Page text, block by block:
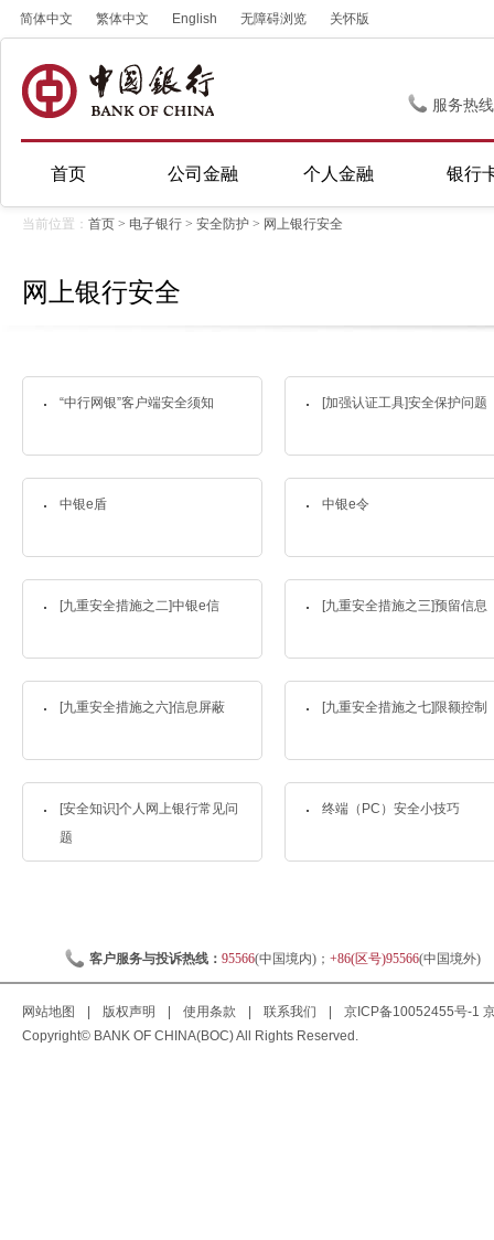
简体中文 繁体中文 English 无障碍浏览 关怀版
服务热
首页 公司金融 个人金融 银行
当前位置： 首页 > 电子银行 > 安全防护 > 网上银行安全
网上银行安全
“中行网银”客户端安全须知 [加强认证工具]安全保护问题
中银e盾 中银e令
[九重安全措施之二]中银e信 [九重安全措施之三]预留信息
[九重安全措施之六]信息屏蔽 [九重安全措施之七]限额控制
[安全知识]个人网上银行常见问
题
终端（PC）安全小技巧
客户服务与投诉热线： 95566(中国境内)； +86(区号)95566(中国境外)
网站地图 版权声明 使用条款 联系我们 京ICP备10052455号-1
Copyright© BANK OF CHINA(BOC) All Rights Reserved.